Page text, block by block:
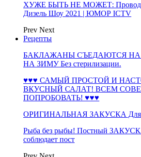
ХУЖЕ БЫТЬ НЕ МОЖЕТ:
Дизель Шоу 2021 | ЮМОР ICTV
Prev Next
Рецепты
БАКЛАЖАНЫ СЪЕДАЮТСЯ НА
НА ЗИМУ Без стерилизации.
♥♥♥ САМЫЙ ПРОСТОЙ И
ВКУСНЫЙ САЛАТ! ВСЕМ
ПОПРОБОВАТЬ! ♥♥♥
ОРИГИНАЛЬНАЯ ЗАКУСКА Для
Рыба без рыбы! Постный
соблюдает пост